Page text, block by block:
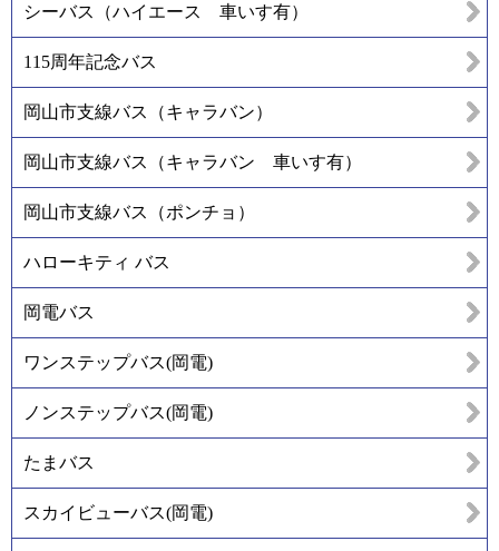
シーバス（ハイエース 車いす有）
115周年記念バス
岡山市支線バス（キャラバン）
岡山市支線バス（キャラバン 車いす有）
岡山市支線バス（ポンチョ）
ハローキティ バス
岡電バス
ワンステップバス(岡電)
ノンステップバス(岡電)
たまバス
スカイビューバス(岡電)